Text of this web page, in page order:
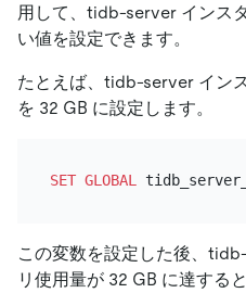
用して、tidb-server インス
い値を設定できます。
たとえば、tidb-server イン
を 32 GB に設定します。
SET GLOBAL
この変数を設定した後、
リ使用量が 32 GB に達する